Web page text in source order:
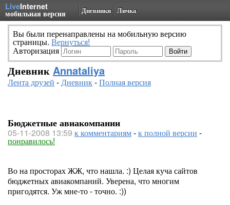
LiveInternet
мобильная версия Дневники Личка
Вы были перенаправлены на мобильную версию
страницы. Вернуться!
Авторизация
Дневник Annataliya
Лента друзей -Дневник-Полная версия
Бюджетные авиакомпании
05-11-2008 13:59 к комментариям-к полной версии -
понравилось!
Во на просторах ЖЖ, что нашла. :) Целая куча сайтов
бюджетных авиакомпаний. Уверена, что многим
пригодятся. Уж мне-то - точно. :))